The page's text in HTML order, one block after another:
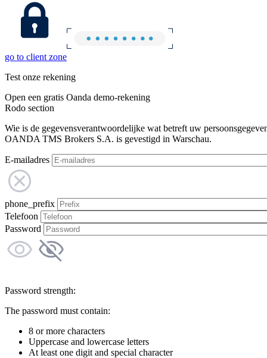
go to client zone
Test onze rekening
Open een gratis Oanda demo-rekening
Rodo section
Wie is de gegevensverantwoordelijke wat betreft uw
OANDA TMS Brokers S.A. is gevestigd in Warschau.
E-mailadres
phone_prefix
Telefoon
Password
Password strength:
The password must contain:
8 or more characters
Uppercase and lowercase letters
At least one digit and special character